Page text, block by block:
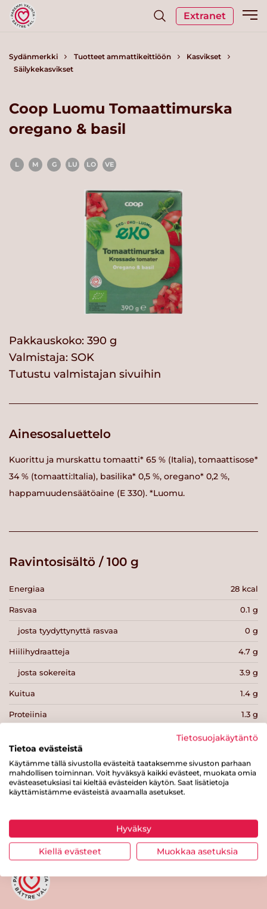
Extranet
Sydänmerkki Tuotteet ammattikeittiöön
Kasvikset
Säilykekasvikset
Coop Luomu Tomaattimurska
oregano & basil
L M G LU LO VE
Pakkauskoko: 390 g
Valmistaja: SOK
Tutustu valmistajan sivuihin
Ainesosaluettelo
Kuorittu ja murskattu tomaatti* 65 % (Italia), tomaattisose*
34 % (tomaatti:Italia), basilika* 0,5 %, oregano* 0,2 %,
happamuudensäätöaine (E 330). *Luomu.
Ravintosisältö / 100 g
Energiaa 28 kcal
Rasvaa 0.1 g
josta tyydyttynyttä rasvaa 0 g
Hiilihydraatteja 4.7 g
josta sokereita 3.9 g
Kuitua 1.4 g
Proteiinia 1.3 g
0 g
Tietosuojakäytäntö
Tietoa evästeistä
Käytämme tällä sivustolla evästeitä taataksemme sivuston parhaan
mahdollisen toiminnan. Voit hyväksyä kaikki evästeet, muokata omia
evästeasetuksiasi tai kieltää evästeiden käytön. Saat lisätietoja
käyttämistämme evästeistä avaamalla asetukset.
Hyväksy
Kiellä evästeet Muokkaa asetuksia